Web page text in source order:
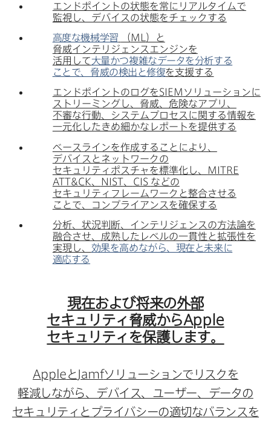
エンドポイントの​状態を​常に​リアルタイムで​
監視し、​デバイスの​状態を​チェックする
高度な​機械学習 （ML
）と​
脅威インテリジェンスエンジンを​
活用して大量かつ複雑な​データを​分析する​
ことで、​脅威の​検出と​修復を​支援する
エンドポイントの​ログをSIEM ソリューションに​
ストリーミングし、​脅威、​危険な​アプリ、​
不審な​行動、​システムプロセスに​関する​情報を​
一元化したきめ細かな​レポートを​提供する
ベースラインを​作成する​ことに​より、​
デバイスと​ネットワークの​
セキュリティポスチャを​標準化し、 MITRE
ATT&CK、 NIST、 CIS などの​
セキュリティフレームワークと​整合させる​
ことで、​コンプライアンスを​確保する
分析、​状況判断、​インテリジェンスの​方​法論を​
融合させ、​成熟した​レベルの​一貫性と​拡張性を​
実現し、 効果を​高めながら、​現在と​未来に​
適応する
現在および​将来の​外部​
セキュリティ脅威からApple
セキュリティを​保護します。
Apple と Jamfソリューションで​リスクを​
軽減しながら、​デバイス、​ユーザー、​データの​
セキュリティと​プライバシーの​適切な​バランスを​